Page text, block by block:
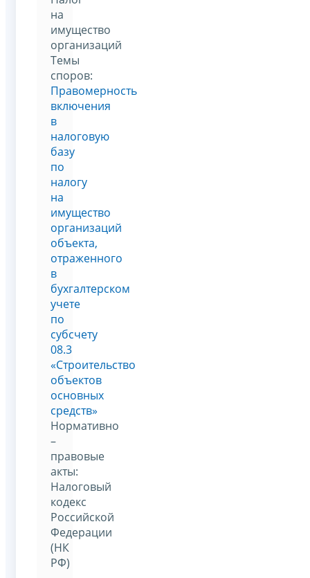
на
имущество
организаций
Темы
споров:
Правомерность
включения
в
налоговую
базу
по
налогу
на
имущество
организаций
объекта,
отраженного
в
бухгалтерском
учете
по
субсчету
08.3
«Строительство
объектов
основных
средств»
Нормативно
–
правовые
акты:
Налоговый
кодекс
Российской
Федерации
(НК
РФ)